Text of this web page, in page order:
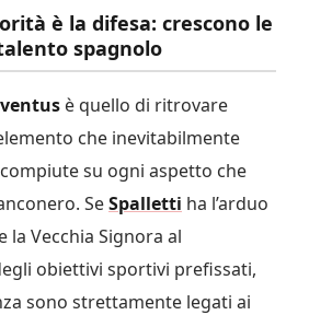
è la difesa: crescono le
spagnolo
è quello di ritrovare
che inevitabilmente
su ogni aspetto che
SeSpalletti ha l’arduo
Vecchia Signora al
obiettivi sportivi prefissati,
sono strettamente legati ai